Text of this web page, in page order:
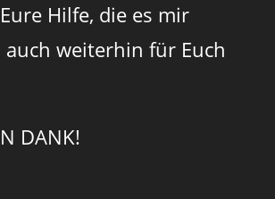
Hilfe, die es mir
weiterhin für Euch
DANK!